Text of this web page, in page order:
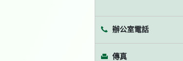
辦公室電話
傳真